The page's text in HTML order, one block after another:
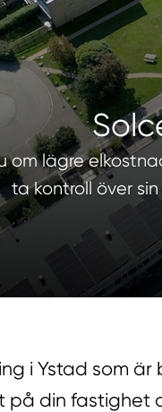
om lägre
ta kontroll över
i Ystad som
din fastighet